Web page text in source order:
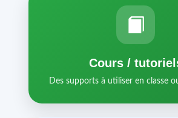
Cours /
Des supports à utiliser en classe